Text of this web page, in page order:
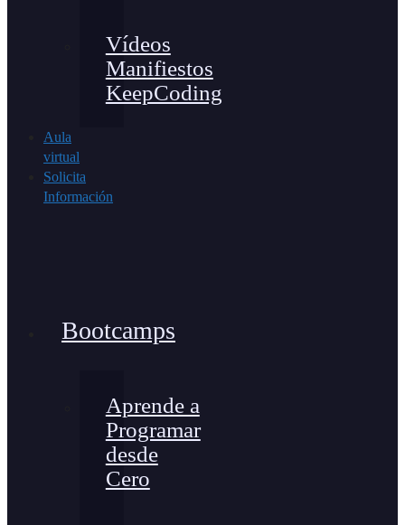
Vídeos
Manifiestos
KeepCoding
Aula
virtual
Solicita
Información
Bootcamps
Aprende a
Programar
desde
Cero